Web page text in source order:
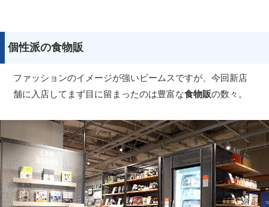
個性派の食物販
ファッションのイメージが強いビームスですが、今回新店
舗に入店してまず目に留まったのは豊富な食物販の数々。